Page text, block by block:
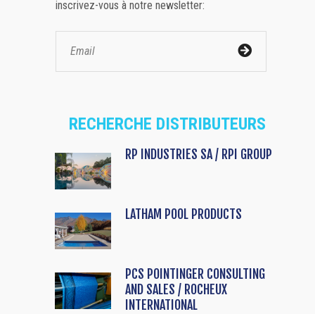
inscrivez-vous à notre newsletter:
RECHERCHE DISTRIBUTEURS
RP INDUSTRIES SA / RPI GROUP
LATHAM POOL PRODUCTS
PCS POINTINGER CONSULTING
AND SALES / ROCHEUX
INTERNATIONAL